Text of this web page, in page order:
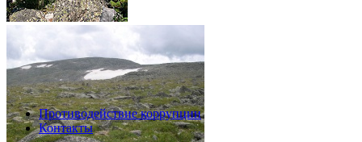
Противодействие коррупции
Контакты